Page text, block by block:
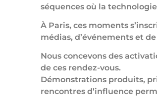
séquences où la
À Paris, ces moments
médias, d’événements et
Nous concevons des
de ces rendez-vous.
Démonstrations produits,
rencontres d’influence